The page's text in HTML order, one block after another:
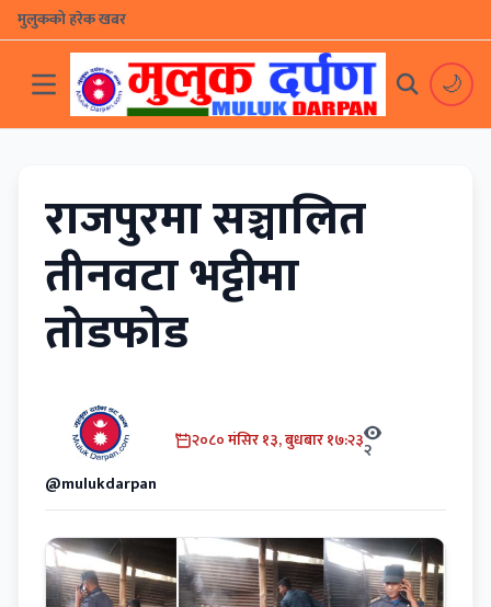
मुलुकको हरेक खबर
🌙
राजपुरमा सञ्चालित
तीनवटा भट्टीमा
तोडफोड
@mulukdarpan
२०८० मंसिर १३, बुधबार १७:२३२